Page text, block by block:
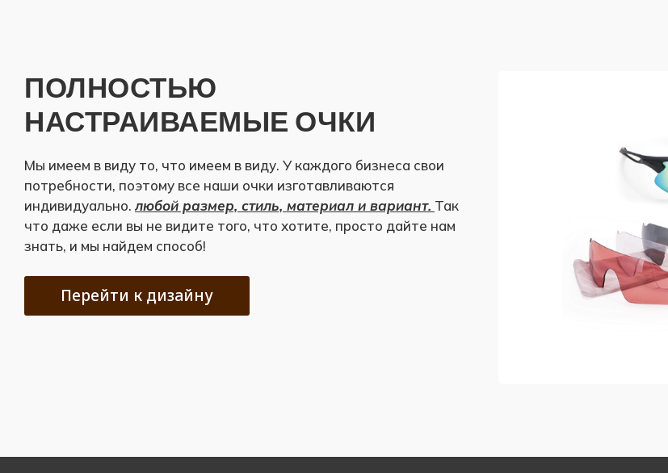
ПОЛНОСТЬЮ
НАСТРАИВАЕМЫЕ ОЧКИ
Мы имеем в виду то, что имеем в виду. У каждого бизнеса свои
потребности, поэтому все наши очки изготавливаются
индивидуально. любой размер, стиль, материал и вариант. Так
что даже если вы не видите того, что хотите, просто дайте нам
знать, и мы найдем способ!
Перейти к дизайну